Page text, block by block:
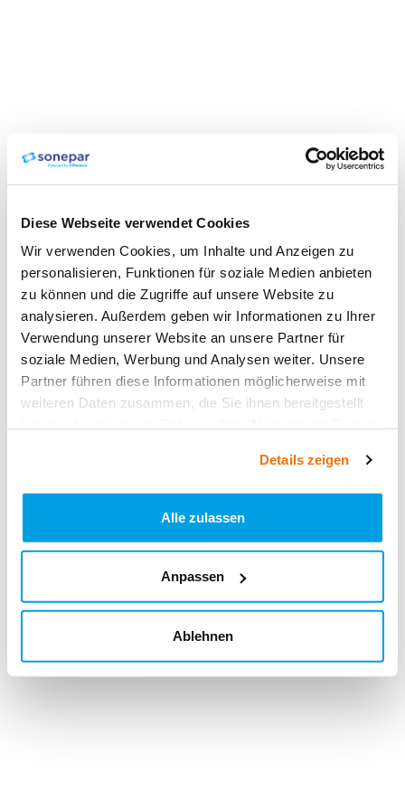
Diese Webseite verwendet Cookies
Wir verwenden Cookies, um Inhalte und Anzeigen zu
personalisieren, Funktionen für soziale Medien anbieten
zu können und die Zugriffe auf unsere Website zu
analysieren. Außerdem geben wir Informationen zu Ihrer
Verwendung unserer Website an unsere Partner für
soziale Medien, Werbung und Analysen weiter. Unsere
Partner führen diese Informationen möglicherweise mit
weiteren Daten zusammen, die Sie ihnen bereitgestellt
Details zeigen
Alle zulassen
Anpassen
Ablehnen